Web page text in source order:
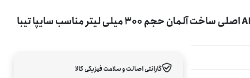
اکتان بوستر آدینول مدل ADDINOL ADDITANE اصلی ساخت آلمان حجم 300 میلی لیتر مناسب سایپا تیبا
گارانتی اصالت و سلامت فیزیکی کالا